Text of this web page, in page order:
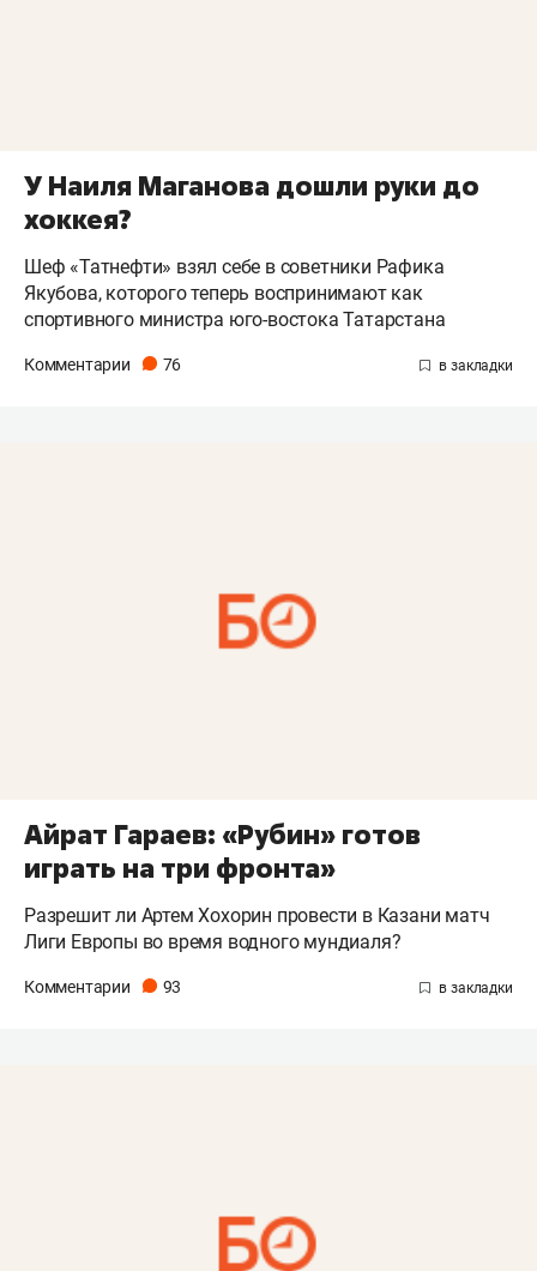
У Наиля Маганова дошли руки до
хоккея?
Шеф «Татнефти» взял себе в советники Рафика
Якубова, которого теперь воспринимают как
спортивного министра юго-востока Татарстана
Комментарии 76
Айрат Гараев: «Рубин» готов
играть на три фронта»
Разрешит ли Артем Хохорин провести в Казани матч
Лиги Европы во время водного мундиаля?
Комментарии 93